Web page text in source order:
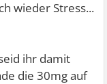
wieder Stress...
ihr damit
die 30mg auf